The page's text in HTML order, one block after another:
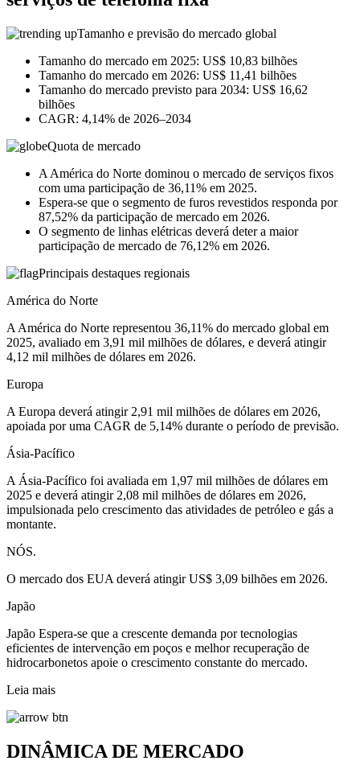
Tamanho e previsão do mercado global
Tamanho do mercado em 2025: US$ 10,83 bilhões
Tamanho do mercado em 2026: US$ 11,41 bilhões
Tamanho do mercado previsto para 2034: US$ 16,62
bilhões
CAGR: 4,14% de 2026–2034
Quota de mercado
A América do Norte dominou o mercado de serviços fixos
com uma participação de 36,11% em 2025.
Espera-se que o segmento de furos revestidos responda por
87,52% da participação de mercado em 2026.
O segmento de linhas elétricas deverá deter a maior
participação de mercado de 76,12% em 2026.
Principais destaques regionais
América do Norte
A América do Norte representou 36,11% do mercado global em
2025, avaliado em 3,91 mil milhões de dólares, e deverá atingir
4,12 mil milhões de dólares em 2026.
Europa
A Europa deverá atingir 2,91 mil milhões de dólares em 2026,
apoiada por uma CAGR de 5,14% durante o período de previsão.
Ásia-Pacífico
A Ásia-Pacífico foi avaliada em 1,97 mil milhões de dólares em
2025 e deverá atingir 2,08 mil milhões de dólares em 2026,
impulsionada pelo crescimento das atividades de petróleo e gás a
montante.
NÓS.
O mercado dos EUA deverá atingir US$ 3,09 bilhões em 2026.
Japão
Japão Espera-se que a crescente demanda por tecnologias
eficientes de intervenção em poços e melhor recuperação de
hidrocarbonetos apoie o crescimento constante do mercado.
Leia mais
DINÂMICA DE MERCADO